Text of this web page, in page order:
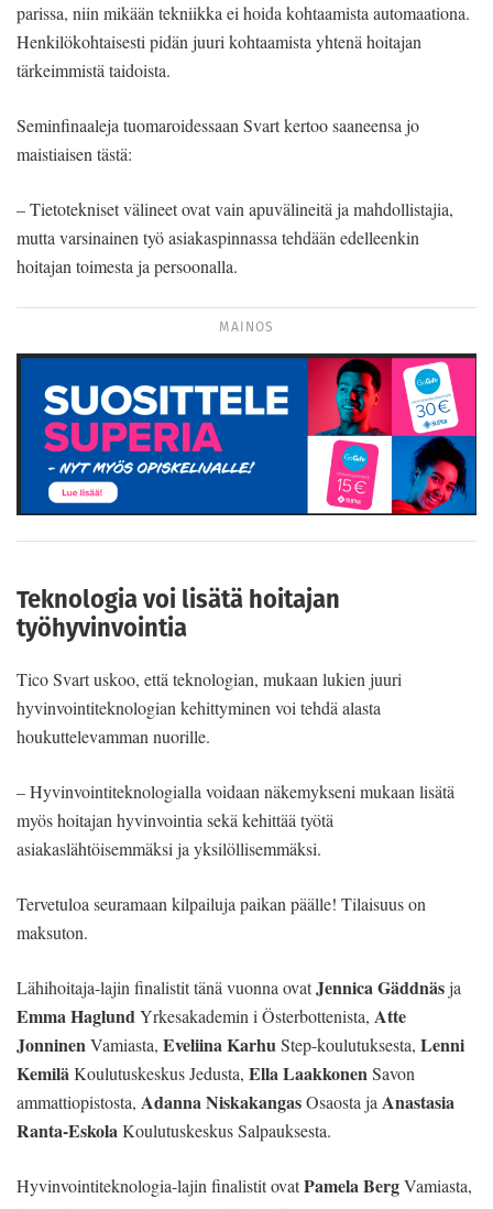
parissa, niin mikään tekniikka ei hoida kohtaamista automaationa.
Henkilökohtaisesti pidän juuri kohtaamista yhtenä hoitajan
tärkeimmistä taidoista.
Seminfinaaleja tuomaroidessaan Svart kertoo saaneensa jo
maistiaisen tästä:
– Tietotekniset välineet ovat vain apuvälineitä ja mahdollistajia,
mutta varsinainen työ asiakaspinnassa tehdään edelleenkin
hoitajan toimesta ja persoonalla.
MAINOS
Teknologia voi lisätä hoitajan
työhyvinvointia
Tico Svart uskoo, että teknologian, mukaan lukien juuri
hyvinvointiteknologian kehittyminen voi tehdä alasta
houkuttelevamman nuorille.
– Hyvinvointiteknologialla voidaan näkemykseni mukaan lisätä
myös hoitajan hyvinvointia sekä kehittää työtä
asiakaslähtöisemmäksi ja yksilöllisemmäksi.
Tervetuloa seuramaan kilpailuja paikan päälle! Tilaisuus on
maksuton.
Lähihoitaja-lajin finalistit tänä vuonna ovatJennica Gäddnäsja
Emma HaglundYrkesakademin i Österbottenista, Atte
JonninenVamiasta, Eveliina KarhuStep-koulutuksesta, Lenni
KemiläKoulutuskeskus Jedusta, Ella LaakkonenSavon
ammattiopistosta, Adanna NiskakangasOsaosta ja Anastasia
Ranta-EskolaKoulutuskeskus Salpauksesta.
Hyvinvointiteknologia-lajin finalistit ovatPamela BergVamiasta,